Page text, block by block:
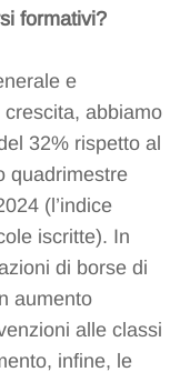
formativi?
e
abbiamo
32% rispetto al
quadrimestre
(l’indice
iscritte). In
di borse di
aumento
alle classi
infine, le